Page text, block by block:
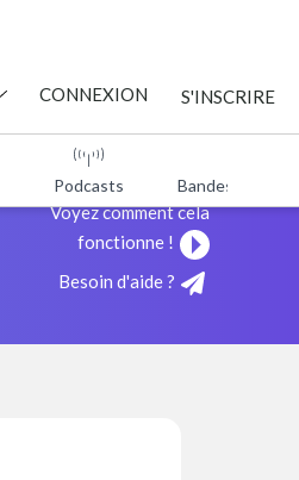
CONNEXION S'INSCRIRE
Podcasts Bandes
Voyez comment cela
fonctionne !
Besoin d'aide ?